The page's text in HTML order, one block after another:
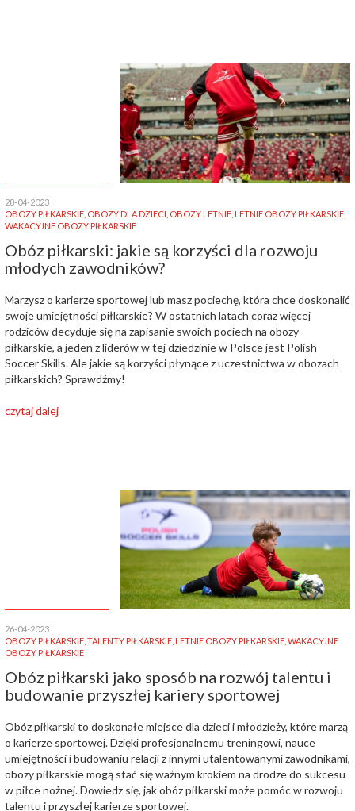
28-04-2023
OBOZY PIŁKARSKIE OBOZY DLA DZIECI OBOZY LETNIE LETNIE OBOZY PIŁKARSKIE
WAKACYJNE OBOZY PIŁKARSKIE
Obóz piłkarski: jakie są korzyści dla rozwoju
młodych zawodników?
Marzysz o karierze sportowej lub masz pociechę, która chce doskonalić
swoje umiejętności piłkarskie? W ostatnich latach coraz więcej
rodziców decyduje się na zapisanie swoich pociech na obozy
piłkarskie, a jeden z liderów w tej dziedzinie w Polsce jest Polish
Soccer Skills. Ale jakie są korzyści płynące z uczestnictwa w obozach
piłkarskich? Sprawdźmy!
czytaj dalej
26-04-2023
OBOZY PIŁKARSKIE TALENTY PIŁKARSKIE LETNIE OBOZY PIŁKARSKIE WAKACYJNE
OBOZY PIŁKARSKIE
Obóz piłkarski jako sposób na rozwój talentu i
budowanie przyszłej kariery sportowej
Obóz piłkarski to doskonałe miejsce dla dzieci i młodzieży, które marzą
o karierze sportowej. Dzięki profesjonalnemu treningowi, nauce
umiejętności i budowaniu relacji z innymi utalentowanymi zawodnikami,
obozy piłkarskie mogą stać się ważnym krokiem na drodze do sukcesu
w piłce nożnej. Dowiedz się, jak obóz piłkarski może pomóc w rozwoju
talentu i przyszłej karierze sportowej.